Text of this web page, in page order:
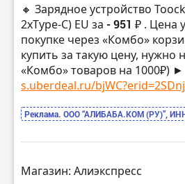
🔸 Зарядное устройство
2xType-C) EU за - 951 ₽ . Цена
покупке через «Комбо»
купить за такую цену, нужно
«Комбо» товаров на 1000₽) ►
s.uberdeal.ru/
Реклама. ООО “АЛИБАБА.КОМ (РУ)”,
Магазин: Алиэкспресс